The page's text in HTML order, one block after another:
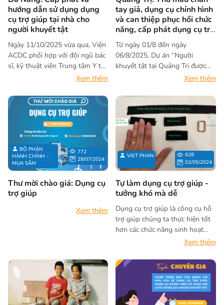
các tỉnh bị phun rải nặng chất
da cam” (Dự án Hòa nhập 1) do
Trung tâm Hành động quốc gia
khắc phục hậu quả chất độc hóa
học và môi trường (NACCET) –
Bộ Quốc phòng chủ trì, Trung
tâm Sáng kiến Sức khỏe và Dân
số (CCIHP) điều phối, và ACDC
miền Trung.
hướng dẫn sử dụng dụng
cụ trợ giúp tại nhà cho
người khuyết tật
Ngày 11/10/2025 vừa qua, Viện
ACDC phối hợp với đội ngũ bác
sĩ, kỹ thuật viên Trung tâm Y tế
khu vực Thăng Bình cấp phát và
giúp tại nhà cho 10 người
khuyết tật trên địa bàn 03 xã dự
án Thăng An, Thăng Điền và
Thăng Phú - TP. Đà Nẵng.
Xem thêm
tay giả, dụng cụ chỉnh hình
và can thiệp phục hồi chức
năng, cấp phát dụng cụ trợ
giúp
Từ ngày 01/8 đến ngày
06/8/2025, Dự án “Người
khuyết tật tại Quảng Trị được
hỗ trợ sống độc lập và hòa
hoạt động nhằm hỗ trợ cho
người khuyết tật trên địa bàn
tỉnh Quảng Trị, bao gồm hoạt
động thử mẫu chân tay giả,
dụng cụ chỉnh hình và hoạt
động can thiệp phục hồi chức
năng tại nhà và cấp phát dụng
cụ trợ giúp. Hoạt động do
ACDC thực hiện dưới sự tài trợ
của tổ chức Green Cross
Xem thêm
BỘ PHẬN
HÀNH CHÍNH -
MUA SẮM
772
28/07/2024
Thư mời chào giá: Dụng cụ
trợ giúp
Xem thêm
VIET PHAN
628
02/05/2024
Tự làm dụng cụ trợ giúp -
tưởng khó mà dễ
Dụng cụ trợ giúp là công cụ hỗ
trợ giúp chúng ta thực hiện tốt
hơn các chức năng sinh hoạt
hàng ngày của cơ thể. Ví dụ
khung tập đi giúp ta di chuyển…
Xem thêm